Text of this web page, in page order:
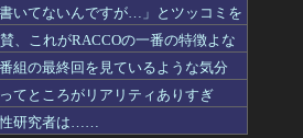
艦これ ～艦隊これくしょ...
海外の反応まとめ
国ニュース反応まとめ
ッカキット
ファ板速報
ンダタ速報
資格ちゃんねる
いてないんですが…」とツッコミを
、これがRACCOの一番の特徴よな
組の最終回を見ているような気分
てところがリアリティありすぎ
性研究者は……